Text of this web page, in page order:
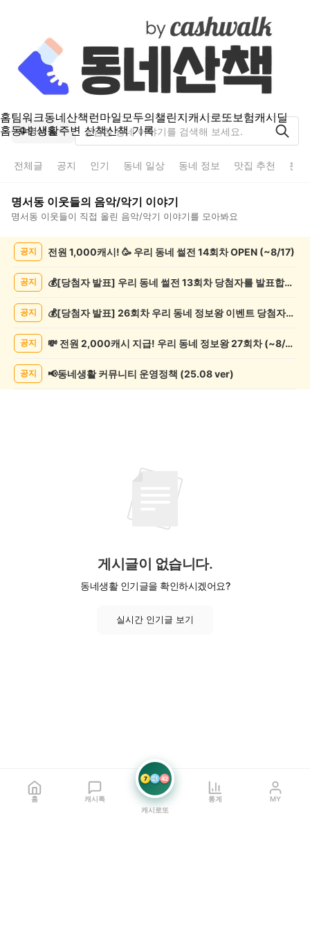
홈팀워크동네산책런마일모두의챌린지캐시로또보험캐시딜
홈동네 생활주변 산책산책 기록
명서동
전체글 공지 인기 동네 일상 동네 정보 맛집 추천 분
명서동 이웃들의 음악/악기 이야기
명서동 이웃들이 직접 올린 음악/악기 이야기를 모아봐요
록
공지 전원 1,000캐시! 🥳 우리 동네 썰전 14회차 OPEN (~8/17)
공지 💰[당첨자 발표] 우리 동네 썰전 13회차 당첨자를 발표합니다!
공지 💰[당첨자 발표] 26회차 우리 동네 정보왕 이벤트 당첨자를 발표합니다!
공지 💸 전원 2,000캐시 지급! 우리 동네 정보왕 27회차 (~8/10)
공지 📢동네생활 커뮤니티 운영정책 (25.08 ver)
게시글이 없습니다.
동네생활 인기글을 확인하시겠어요?
실시간 인기글 보기
홈 캐시톡
7 21 42
캐시로또
통계 MY